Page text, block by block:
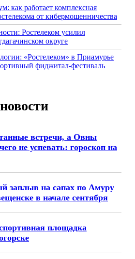
как работает комплексная
от кибермошенничества
Ростелеком усилил
округе
«Ростелеком» в Приамурье
фиджитал-фестиваль
встречи, а Овны
не успевать: гороскоп на
заплыв на сапах по Амуру
в начале сентября
площадка